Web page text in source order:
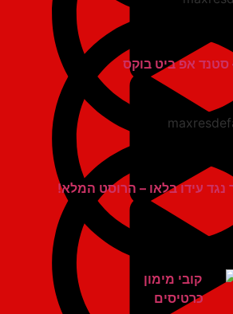
אפ ביט בוקס
בלאו – הרוסט המלא!